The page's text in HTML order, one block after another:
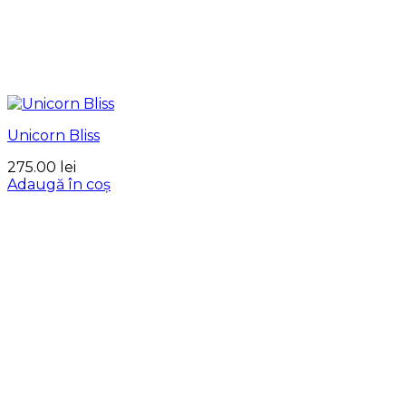
Unicorn Bliss
275.00 lei
Adaugă în coș